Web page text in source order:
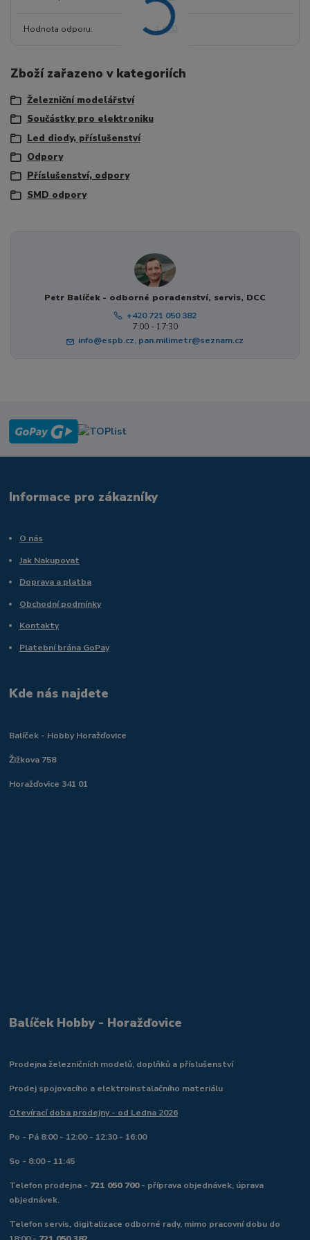
Hodnota odporu 1.5kΩ
Zboží zařazeno v kategoriích
Železniční modelářství
Součástky pro elektroniku
Led diody, příslušenství
Odpory
Příslušenství, odpory
SMD odpory
Petr Balíček - odborné poradenství, servis, DCC
+420 721 050 382
7:00 - 17:30
info@espb.cz, pan.milimetr@seznam.cz
Informace pro zákazníky
O nás
Jak Nakupovat
Doprava a platba
Obchodní podmínky
Kontakty
Platební brána GoPay
Kde nás najdete
Balíček - Hobby Horažďovice
Žižkova 758
Horažďovice 341 01
Balíček Hobby - Horažďovice
Prodejna železničních modelů, doplňků a příslušenství
Prodej spojovacího a elektroinstalačního materiálu
Otevírací doba prodejny - od Ledna 2026
Po - Pá 8:00 - 12:00 - 12:30 - 16:00
So - 8:00 - 11:45
Telefon prodejna - 721 050 700- příprava objednávek, úprava
objednávek.
Telefon servis, digitalizace odborné rady, mimo pracovní dobu do